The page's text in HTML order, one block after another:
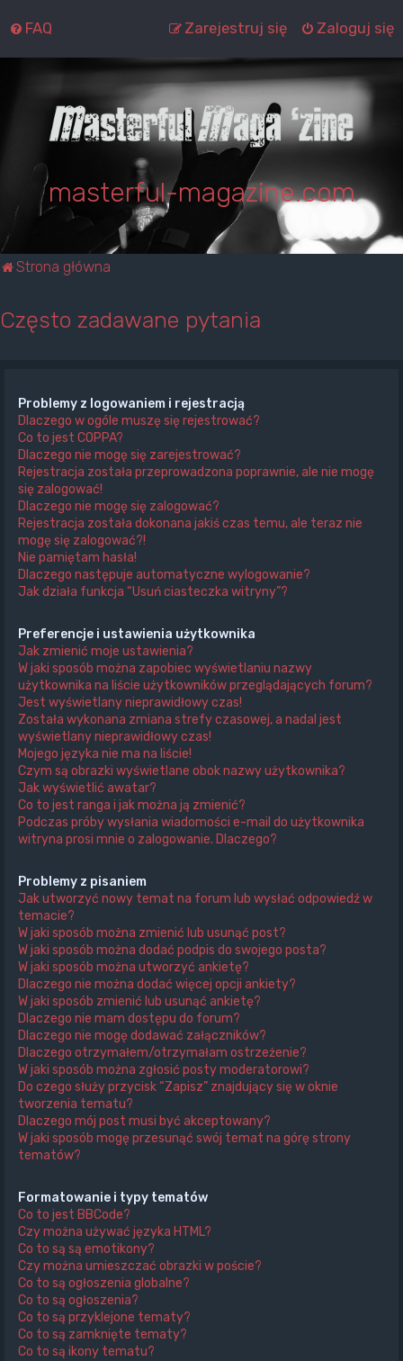
FAQ Zaloguj się
Zarejestruj się
masterful-magazine.com
Strona główna
Często zadawane pytania
Problemy z logowaniem i rejestracją
Dlaczego w ogóle muszę się rejestrować?
Co to jest COPPA?
Dlaczego nie mogę się zarejestrować?
Rejestracja została przeprowadzona poprawnie, ale nie mogę
się zalogować!
Dlaczego nie mogę się zalogować?
Rejestracja została dokonana jakiś czas temu, ale teraz nie
mogę się zalogować?!
Nie pamiętam hasła!
Dlaczego następuje automatyczne wylogowanie?
Jak działa funkcja “Usuń ciasteczka witryny”?
Preferencje i ustawienia użytkownika
Jak zmienić moje ustawienia?
W jaki sposób można zapobiec wyświetlaniu nazwy
użytkownika na liście użytkowników przeglądających forum?
Jest wyświetlany nieprawidłowy czas!
Została wykonana zmiana strefy czasowej, a nadal jest
wyświetlany nieprawidłowy czas!
Mojego języka nie ma na liście!
Czym są obrazki wyświetlane obok nazwy użytkownika?
Jak wyświetlić awatar?
Co to jest ranga i jak można ją zmienić?
Podczas próby wysłania wiadomości e-mail do użytkownika
witryna prosi mnie o zalogowanie. Dlaczego?
Problemy z pisaniem
Jak utworzyć nowy temat na forum lub wysłać odpowiedź w
temacie?
W jaki sposób można zmienić lub usunąć post?
W jaki sposób można dodać podpis do swojego posta?
W jaki sposób można utworzyć ankietę?
Dlaczego nie można dodać więcej opcji ankiety?
W jaki sposób zmienić lub usunąć ankietę?
Dlaczego nie mam dostępu do forum?
Dlaczego nie mogę dodawać załączników?
Dlaczego otrzymałem/otrzymałam ostrzeżenie?
W jaki sposób można zgłosić posty moderatorowi?
Do czego służy przycisk “Zapisz” znajdujący się w oknie
tworzenia tematu?
Dlaczego mój post musi być akceptowany?
W jaki sposób mogę przesunąć swój temat na górę strony
tematów?
Formatowanie i typy tematów
Co to jest BBCode?
Czy można używać języka HTML?
Co to są są emotikony?
Czy można umieszczać obrazki w poście?
Co to są ogłoszenia globalne?
Co to są ogłoszenia?
Co to są przyklejone tematy?
Co to są zamknięte tematy?
Co to są ikony tematu?